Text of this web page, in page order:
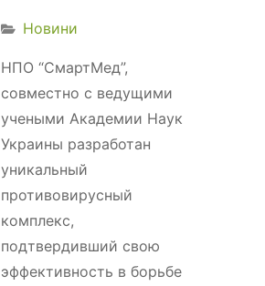
Новини
НПО “СмартМед”,
совместно с ведущими
учеными Академии Наук
Украины разработан
уникальный
противовирусный
комплекс,
подтвердивший свою
эффективность в борьбе